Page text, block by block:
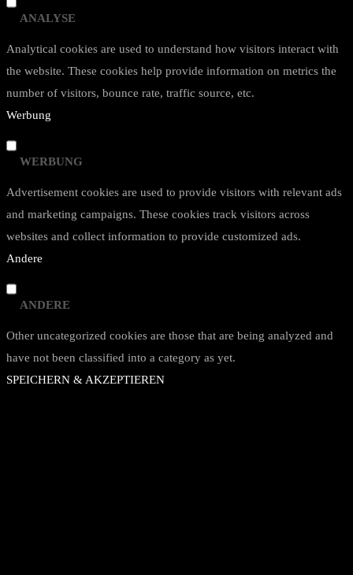
ANALYSE
Analytical cookies are used to understand how visitors interact with
the website. These cookies help provide information on metrics the
number of visitors, bounce rate, traffic source, etc.
Werbung
WERBUNG
Advertisement cookies are used to provide visitors with relevant ads
and marketing campaigns. These cookies track visitors across
websites and collect information to provide customized ads.
Andere
ANDERE
Other uncategorized cookies are those that are being analyzed and
have not been classified into a category as yet.
SPEICHERN & AKZEPTIEREN